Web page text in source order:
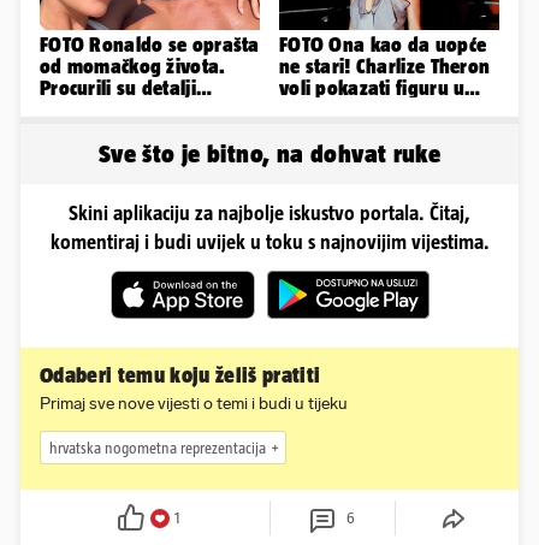
FOTO Ronaldo se oprašta
od momačkog života.
Procurili su detalji
FOTO Ona kao da uopće
ne stari! Charlize Theron
voli pokazati figuru u
Sve što je bitno, na dohvat ruke
Skini aplikaciju za najbolje iskustvo portala. Čitaj,
komentiraj i budi uvijek u toku s najnovijim vijestima.
Odaberi temu koju želiš pratiti
Primaj sve nove vijesti o temi i budi u tijeku
hrvatska nogometna reprezentacija
1 6